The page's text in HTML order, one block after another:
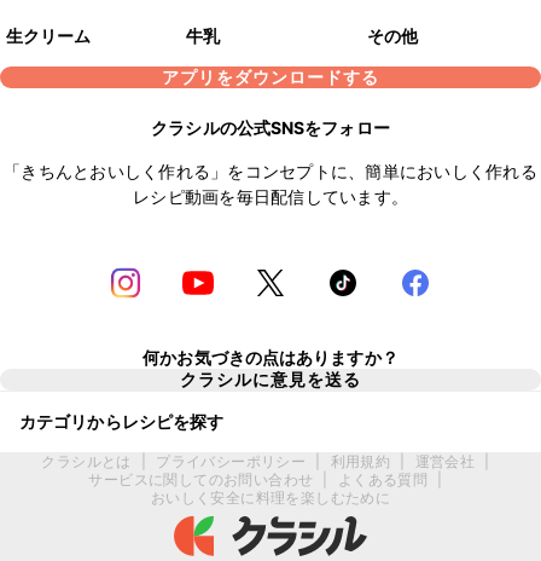
生クリーム 牛乳
その他
アプリをダウンロードする
クラシルの公式SNSをフォロー
「きちんとおいしく作れる」をコンセプトに、簡単においしく作れる
レシピ動画を毎日配信しています。
何かお気づきの点はありますか？
クラシルに意見を送る
カテゴリからレシピを探す
クラシルとは プライバシーポリシー 利用規約 運営会社
サービスに関してのお問い合わせ
よくある質問
おいしく安全に料理を楽しむために